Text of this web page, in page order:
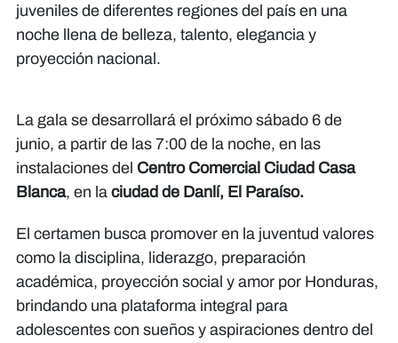
juveniles de diferentes regiones del país en una
noche llena de belleza, talento, elegancia y
proyección nacional.
La gala se desarrollará el próximo sábado 6 de
junio, a partir de las 7:00 de la noche, en las
instalaciones del Centro Comercial Ciudad Casa
Blanca, en la ciudad de Danlí, El Paraíso.
El certamen busca promover en la juventud valores
como la disciplina, liderazgo, preparación
académica, proyección social y amor por Honduras,
brindando una plataforma integral para
adolescentes con sueños y aspiraciones dentro del